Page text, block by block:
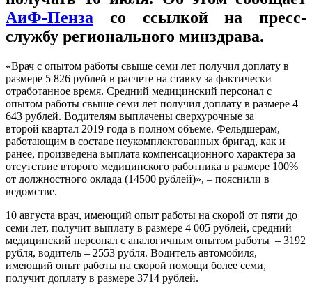
АиФ-Пенза со ссылкой на пресс-
службу регионального минздрава.
​«Врач с опытом работы свыше семи лет получил доплату в
размере 5 826 рублей в расчете на ставку за фактически
отработанное время. Средний медицинский персонал с
опытом работы свыше семи лет получил доплату в размере 4
643 рублей. Водителям выплачены сверхурочные за
второй квартал 2019 года в полном объеме. Фельдшерам,
работающим в составе неукомплектованных бригад, как и
ранее, произведена выплата компенсационного характера за
отсутствие второго медицинского работника в размере 100%
от должностного оклада (14500 рублей)», – пояснили в
ведомстве.
10 августа врач, имеющий опыт работы на скорой от пяти до
семи лет, получит выплату в размере 4 005 рублей, средний
медицинский персонал с аналогичным опытом работы – 3192
рубля, водитель – 2553 рубля. Водитель автомобиля,
имеющий опыт работы на скорой помощи более семи,
получит доплату в размере 3714 рублей.